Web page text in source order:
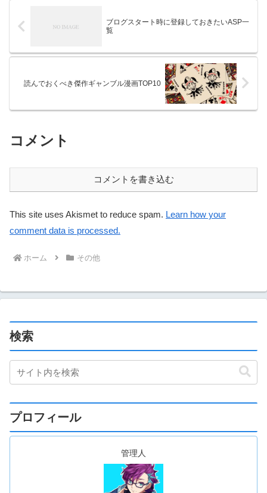
ブログスタート時に登録しておきたいASP一
覧
読んでおくべき傑作ギャンブル漫画TOP10
コメント
コメントを書き込む
This site uses Akismet to reduce spam. Learn how your
comment data is processed.
ホーム その他
検索
プロフィール
管理人